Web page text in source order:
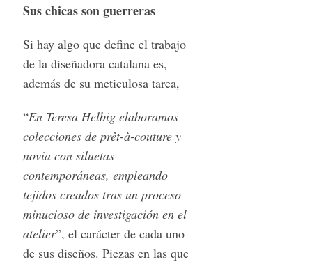
Sus chicas son guerreras
Si hay algo que define el trabajo
de la diseñadora catalana es,
además de su meticulosa tarea,
“En Teresa Helbig elaboramos
colecciones de prêt-à-couture y
novia con siluetas
contemporáneas, empleando
tejidos creados tras un proceso
minucioso de investigación en el
atelier”, el carácter de cada uno
de sus diseños. Piezas en las que
e
r
c
o
r
: